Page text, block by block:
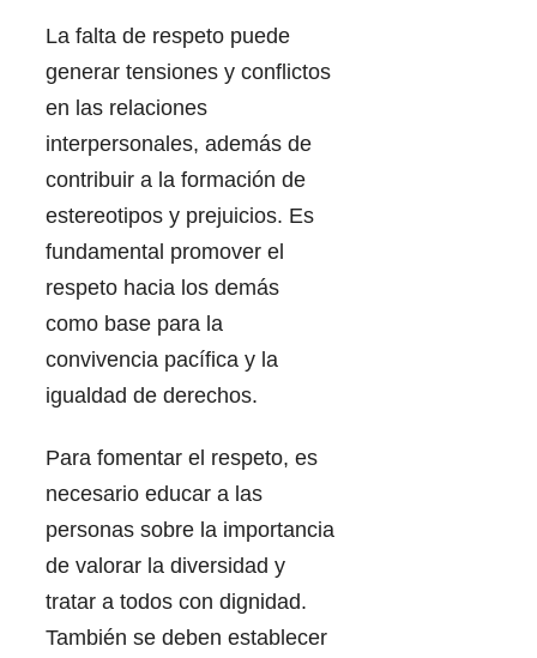
La falta de respeto puede
generar tensiones y conflictos
en las relaciones
interpersonales, además de
contribuir a la formación de
estereotipos y prejuicios. Es
fundamental promover el
respeto hacia los demás
como base para la
convivencia pacífica y la
igualdad de derechos.
Para fomentar el respeto, es
necesario educar a las
personas sobre la importancia
de valorar la diversidad y
tratar a todos con dignidad.
También se deben establecer